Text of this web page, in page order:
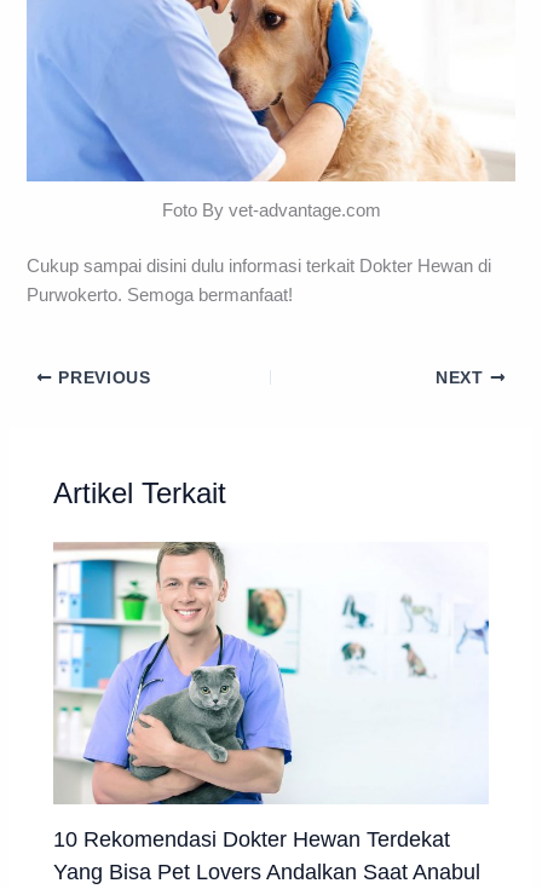
Foto By vet-advantage.com
Cukup sampai disini dulu informasi terkait Dokter Hewan di
Purwokerto. Semoga bermanfaat!
PREVIOUS NEXT
Artikel Terkait
10 Rekomendasi Dokter Hewan Terdekat
Yang Bisa Pet Lovers Andalkan Saat Anabul